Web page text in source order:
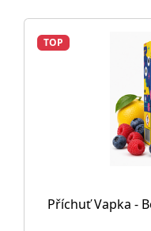
TOP
Příchuť Vapka -